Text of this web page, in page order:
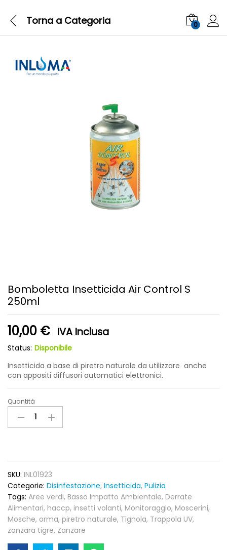
Torna a Categoria 0
Bomboletta Insetticida Air Control S
250ml
10,00 € IVA Inclusa
Status: Disponibile
Insetticida a base di piretro naturale da utilizzare anche
con appositi diffusori automatici elettronici.
Bomboletta
Insetticida
Air
250ml
quantity
Quantità
SKU: INL01923
Categorie: Disinfestazione, Insetticida, Pulizia
Tags: Aree verdi, Basso Impatto Ambientale, Derrate
Alimentari, haccp, insetti volanti, Monitoraggio, Moscerini,
Mosche, orma, piretro naturale, Tignola, Trappola UV,
zanzara tigre, Zanzare